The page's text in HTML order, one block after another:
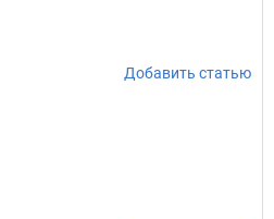
Добавить статью